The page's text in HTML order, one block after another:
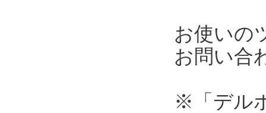
お使いの
お問い合
※「デル